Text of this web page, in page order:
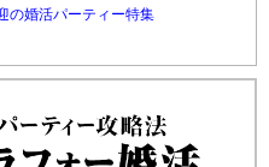
の婚活パーティー特集